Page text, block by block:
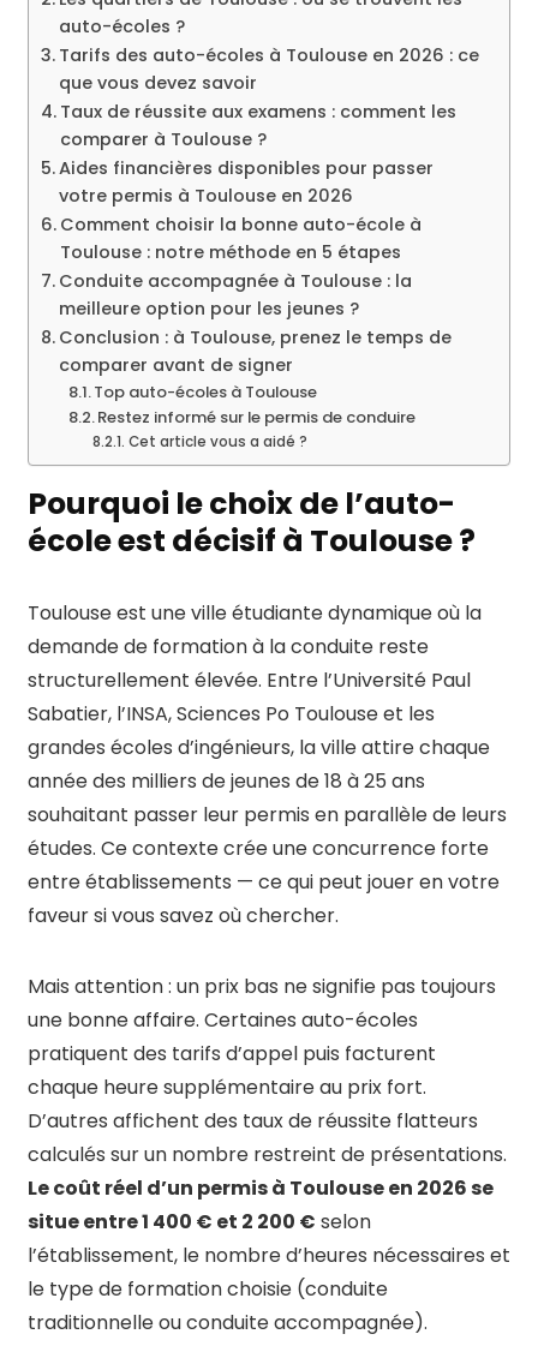
auto-écoles ?
Tarifs des auto-écoles à Toulouse en 2026 : ce
que vous devez savoir
Taux de réussite aux examens : comment les
comparer à Toulouse ?
Aides financières disponibles pour passer
votre permis à Toulouse en 2026
Comment choisir la bonne auto-école à
Toulouse : notre méthode en 5 étapes
Conduite accompagnée à Toulouse : la
meilleure option pour les jeunes ?
Conclusion : à Toulouse, prenez le temps de
comparer avant de signer
Top auto-écoles à Toulouse
Restez informé sur le permis de conduire
Cet article vous a aidé ?
Pourquoi le choix de l’auto-
école est décisif à Toulouse ?
Toulouse est une ville étudiante dynamique où la
demande de formation à la conduite reste
structurellement élevée. Entre l’Université Paul
Sabatier, l’INSA, Sciences Po Toulouse et les
grandes écoles d’ingénieurs, la ville attire chaque
année des milliers de jeunes de 18 à 25 ans
souhaitant passer leur permis en parallèle de leurs
études. Ce contexte crée une concurrence forte
entre établissements — ce qui peut jouer en votre
faveur si vous savez où chercher.
Mais attention : un prix bas ne signifie pas toujours
une bonne affaire. Certaines auto-écoles
pratiquent des tarifs d’appel puis facturent
chaque heure supplémentaire au prix fort.
D’autres affichent des taux de réussite flatteurs
calculés sur un nombre restreint de présentations.
Le coût réel d’un permis à Toulouse en 2026 se
situe entre 1 400 € et 2 200 € selon
l’établissement, le nombre d’heures nécessaires et
le type de formation choisie (conduite
traditionnelle ou conduite accompagnée).